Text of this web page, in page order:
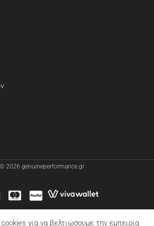
© 2026 genuineperformance.gr
για να βελτιώσουμε την εμπειρία